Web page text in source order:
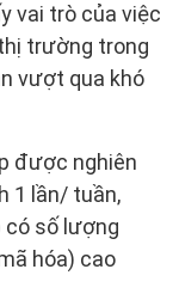
vai trò của việc
trường trong
vượt qua khó
được nghiên
1 lần/ tuần,
có số lượng
hóa) cao